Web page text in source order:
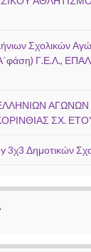
Σχολικών
Γ.Ε.Λ., ΕΠΑΛ
ΑΓΩΝΩΝ
ΣΧ.
Δημοτικών